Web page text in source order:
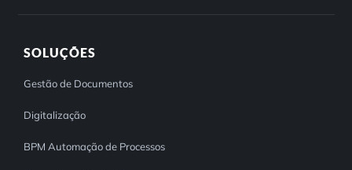
SOLUÇÕES
Gestão de Documentos
Digitalização
BPM Automação de Processos